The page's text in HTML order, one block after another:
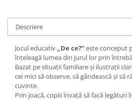
Descriere
Jocul educativ „De ce?”este conceput
înțeleagă lumea din jurul lor prin
Bazat pe situații familiare și ilustrații
cei mici să observe, să gândească și
cuvinte.
Prin joacă, copiii învață să facă legături